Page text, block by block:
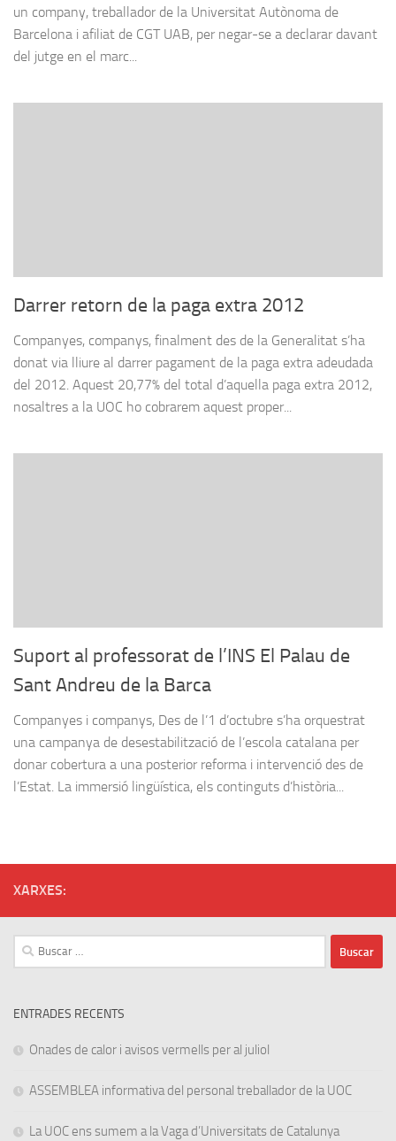
un company, treballador de la Universitat Autònoma de
Barcelona i afiliat de CGT UAB, per negar-se a declarar davant
del jutge en el marc...
Darrer retorn de la paga extra 2012
Companyes, companys, finalment des de la Generalitat s’ha
donat via lliure al darrer pagament de la paga extra adeudada
del 2012. Aquest 20,77% del total d’aquella paga extra 2012,
nosaltres a la UOC ho cobrarem aquest proper...
Suport al professorat de l’INS El Palau de
Sant Andreu de la Barca
Companyes i companys, Des de l’1 d’octubre s’ha orquestrat
una campanya de desestabilització de l’escola catalana per
donar cobertura a una posterior reforma i intervenció des de
l’Estat. La immersió lingüística, els continguts d’història...
XARXES:
Buscar:
ENTRADES RECENTS
Onades de calor i avisos vermells per al juliol
ASSEMBLEA informativa del personal treballador de la UOC
La UOC ens sumem a la Vaga d’Universitats de Catalunya